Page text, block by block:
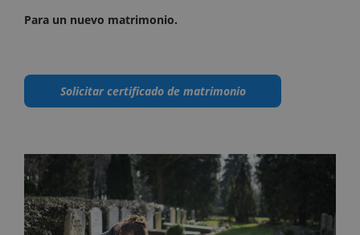
Para un nuevo matrimonio.
Solicitar certificado de matrimonio